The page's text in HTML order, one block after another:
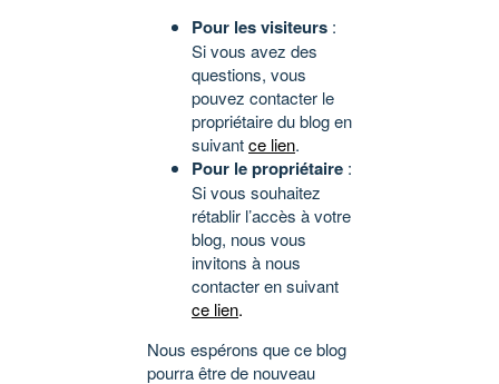
Pour les visiteurs :
Si vous avez des
questions, vous
pouvez contacter le
propriétaire du blog en
suivantce lien.
Pour le propriétaire :
Si vous souhaitez
rétablir l’accès à votre
blog, nous vous
invitons à nous
contacter en suivant
ce lien.
Nous espérons que ce blog
pourra être de nouveau